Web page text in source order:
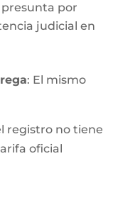
por
judicial en
: El mismo
registro no tiene
oficial